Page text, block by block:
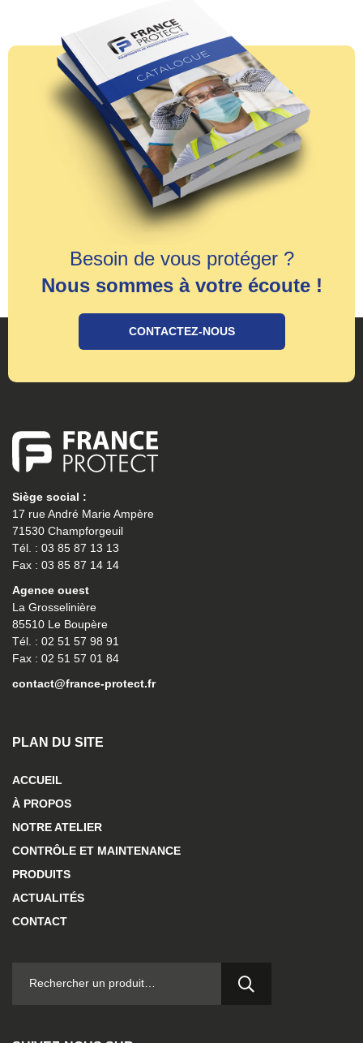
Besoin de vous protéger ?
Nous sommes à votre écoute !
CONTACTEZ-NOUS
Siège social :
17 rue André Marie Ampère
71530 Champforgeuil
Tél. : 03 85 87 13 13
Fax : 03 85 87 14 14
Agence ouest
La Grosselinière
85510 Le Boupère
Tél. : 02 51 57 98 91
Fax : 02 51 57 01 84
contact@france-protect.fr
PLAN DU SITE
ACCUEIL
À PROPOS
NOTRE ATELIER
CONTRÔLE ET MAINTENANCE
PRODUITS
ACTUALITÉS
CONTACT